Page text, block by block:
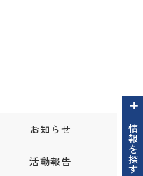
情報を探す
お知らせ
活動報告